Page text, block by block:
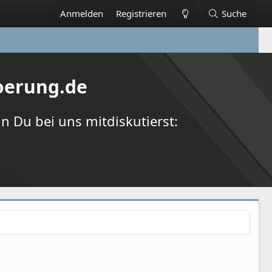
Anmelden Registrieren Suche
Du bei uns mitdiskutierst: